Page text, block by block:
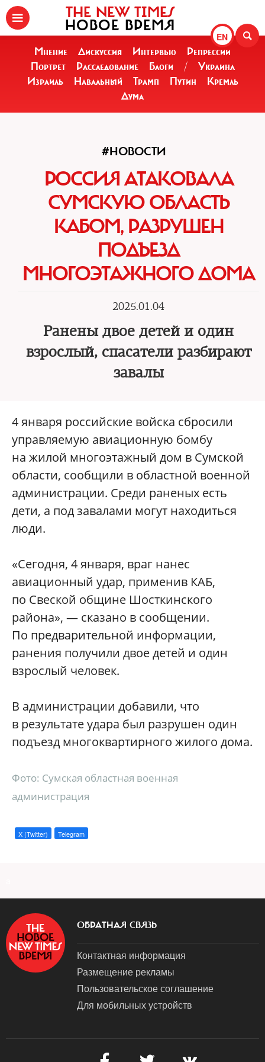
EN
THE NEW TIMES
НОВОЕ ВРЕМЯ
Мнение Дискуссия Интервью
Репрессии
Портрет
Расследование Блоги /
Украина
Израиль
Навальный Трамп Путин
Кремль
Дума
#НОВОСТИ
РОССИЯ АТАКОВАЛА
СУМСКУЮ ОБЛАСТЬ
КАБОМ, РАЗРУШЕН
ПОДЪЕЗД
МНОГОЭТАЖНОГО ДОМА
2025.01.04
Ранены двое детей и один
взрослый, спасатели разбирают
завалы
4 января российские войска сбросили
управляемую авиационную бомбу
на жилой многоэтажный дом в Сумской
области, сообщили в областной военной
администрации. Среди раненых есть
дети, а под завалами могут находиться
люди.
«Сегодня, 4 января, враг нанес
авиационный удар, применив КАБ,
по Свеской общине Шосткинского
района», — сказано в сообщении.
По предварительной информации,
ранения получили двое детей и один
взрослый человек.
В администрации добавили, что
в результате удара был разрушен один
подъезд многоквартирного жилого дома.
Фото: Сумская областная военная
администрация
X (Twitter) Telegram
ОБРАТНАЯ СВЯЗЬ
Контактная информация
Размещение рекламы
Пользовательское соглашение
Для мобильных устройств